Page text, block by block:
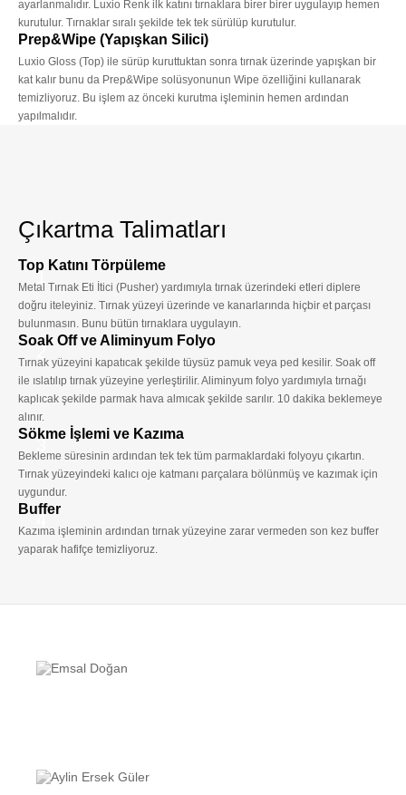
ayarlanmalıdır. Luxio Renk ilk katını tırnaklara birer birer uygulayıp hemen
kurutulur. Tırnaklar sıralı şekilde tek tek sürülüp kurutulur.
Prep&Wipe (Yapışkan Silici)
Luxio Gloss (Top) ile sürüp kuruttuktan sonra tırnak üzerinde yapışkan bir
kat kalır bunu da Prep&Wipe solüsyonunun Wipe özelliğini kullanarak
temizliyoruz. Bu işlem az önceki kurutma işleminin hemen ardından
yapılmalıdır.
Çıkartma Talimatları
1
Top Katını Törpüleme
Metal Tırnak Eti İtici (Pusher) yardımıyla tırnak üzerindeki etleri diplere
doğru iteleyiniz. Tırnak yüzeyi üzerinde ve kanarlarında hiçbir et parçası
bulunmasın. Bunu bütün tırnaklara uygulayın.
2
Soak Off ve Aliminyum Folyo
Tırnak yüzeyini kapatıcak şekilde tüysüz pamuk veya ped kesilir. Soak off
ile ıslatılıp tırnak yüzeyine yerleştirilir. Aliminyum folyo yardımıyla tırnağı
kaplıcak şekilde parmak hava almıcak şekilde sarılır. 10 dakika beklemeye
alınır.
3
Sökme İşlemi ve Kazıma
Bekleme süresinin ardından tek tek tüm parmaklardaki folyoyu çıkartın.
Tırnak yüzeyindeki kalıcı oje katmanı parçalara bölünmüş ve kazımak için
uygundur.
4
Buffer
Kazıma işleminin ardından tırnak yüzeyine zarar vermeden son kez buffer
yaparak hafifçe temizliyoruz.